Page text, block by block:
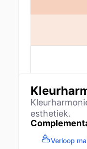
esthetiek.
Verloop